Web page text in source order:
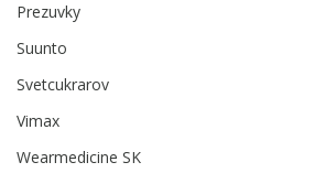
Prezuvky
Suunto
Svetcukrarov
Vimax
Wearmedicine SK